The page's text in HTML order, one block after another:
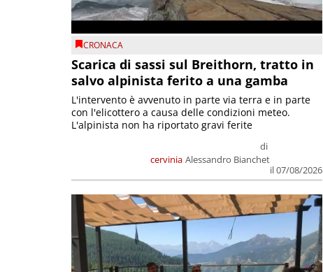
CRONACA
Scarica di sassi sul Breithorn, tratto in
salvo alpinista ferito a una gamba
cervinia
di
Alessandro Bianchet
il 07/08/2026
L'intervento è avvenuto in parte via terra e in parte
con l'elicottero a causa delle condizioni meteo.
L'alpinista non ha riportato gravi ferite